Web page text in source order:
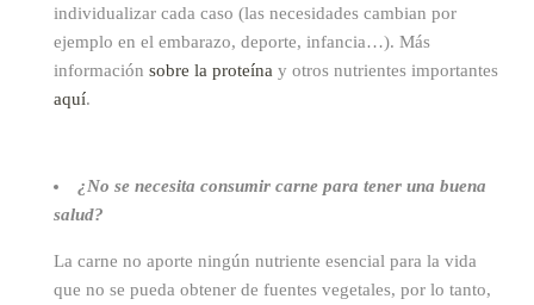
individualizar cada caso (las necesidades cambian por
ejemplo en el embarazo, deporte, infancia…). Más
información sobre la proteína y otros nutrientes importantes
aquí.
¿No se necesita consumir carne para tener una buena
salud?
La carne no aporte ningún nutriente esencial para la vida
que no se pueda obtener de fuentes vegetales, por lo tanto,